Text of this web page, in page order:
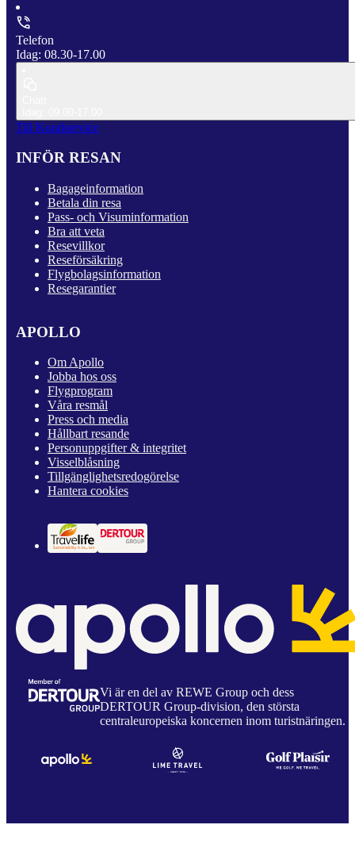
Telefon
Idag: 08.30-17.00
Till Kundservice
INFÖR RESAN
Bagageinformation
Betala din resa
Pass- och Visuminformation
Bra att veta
Resevillkor
Reseförsäkring
Flygbolagsinformation
Resegarantier
APOLLO
Om Apollo
Jobba hos oss
Flygprogram
Våra resmål
Press och media
Hållbart resande
Personuppgifter & integritet
Visselblåsning
Tillgänglighetsredogörelse
Hantera cookies
Vi är en del av REWE Group och dess
DERTOUR Group-division, den största
centraleuropeiska koncernen inom turistnäringen.